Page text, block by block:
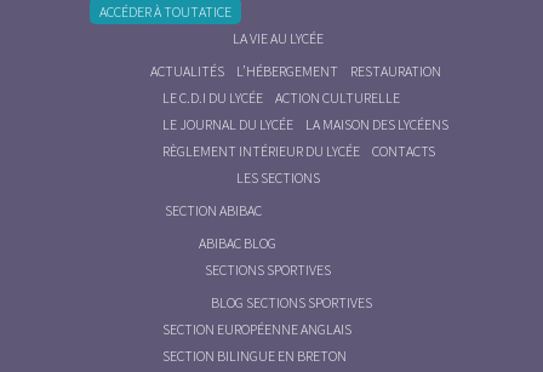
ACCÉDER À TOUTATICE
LA VIE AU LYCÉE
ACTUALITÉS
L’HÉBERGEMENT
RESTAURATION
LE C.D.I DU LYCÉE
ACTION CULTURELLE
LE JOURNAL DU LYCÉE
LA MAISON DES LYCÉENS
RÈGLEMENT INTÉRIEUR DU LYCÉE
CONTACTS
LES SECTIONS
SECTION ABIBAC
ABIBAC BLOG
SECTIONS SPORTIVES
BLOG SECTIONS SPORTIVES
SECTION EUROPÉENNE ANGLAIS
SECTION BILINGUE EN BRETON